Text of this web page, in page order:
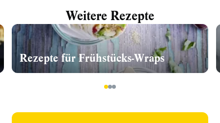
Weitere Rezepte
Rezepte für Frühstücks-Wraps
123